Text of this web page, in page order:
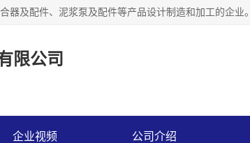
限公司
企业视频 公司介绍